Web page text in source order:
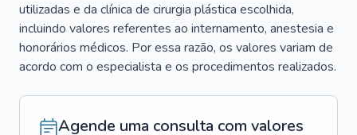
utilizadas e da clínica de cirurgia plástica escolhida,
incluindo valores referentes ao internamento, anestesia e
honorários médicos. Por essa razão, os valores variam de
acordo com o especialista e os procedimentos realizados.
Agende uma consulta com valores